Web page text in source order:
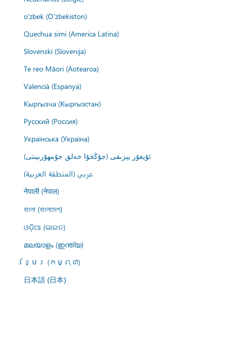
o'zbek (O'zbekiston)
Quechua simi (America Latina)
Slovenski (Slovenija)
Te reo Māori (Aotearoa)
Valencià (Espanya)
Кыргызча (Кыргызстан)
Русский (Россия)
Українська (Україна)
ئۇيغۇر يېزىقى (جۇڭخۇا خەلق جۇمھۇرىيىتى)
عربي (المنطقة العربية)
नेपाली (नेपाल)
বাংলা (বাংলাদেশ)
ଓଡ଼ିଆ (ଭାରତ)
മലയാളം (ഇന്ത്യ)
ខ្មែរ (កម្ពុជា)
日本語 (日本)